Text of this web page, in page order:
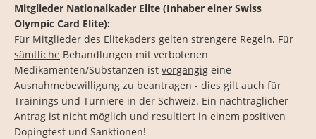
Mitglieder Nationalkader Elite (Inhaber einer Swiss
Olympic Card Elite):
Für Mitglieder des Elitekaders gelten strengere Regeln. Für
sämtliche Behandlungen mit verbotenen
Medikamenten/Substanzen ist vorgängig eine
Ausnahmebewilligung zu beantragen - dies gilt auch für
Trainings und Turniere in der Schweiz. Ein nachträglicher
Antrag ist nicht möglich und resultiert in einem positiven
Dopingtest und Sanktionen!